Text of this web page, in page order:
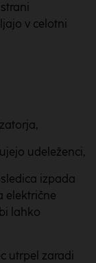
v celotni
udeleženci,
izpada
električne
lahko
utrpel zaradi